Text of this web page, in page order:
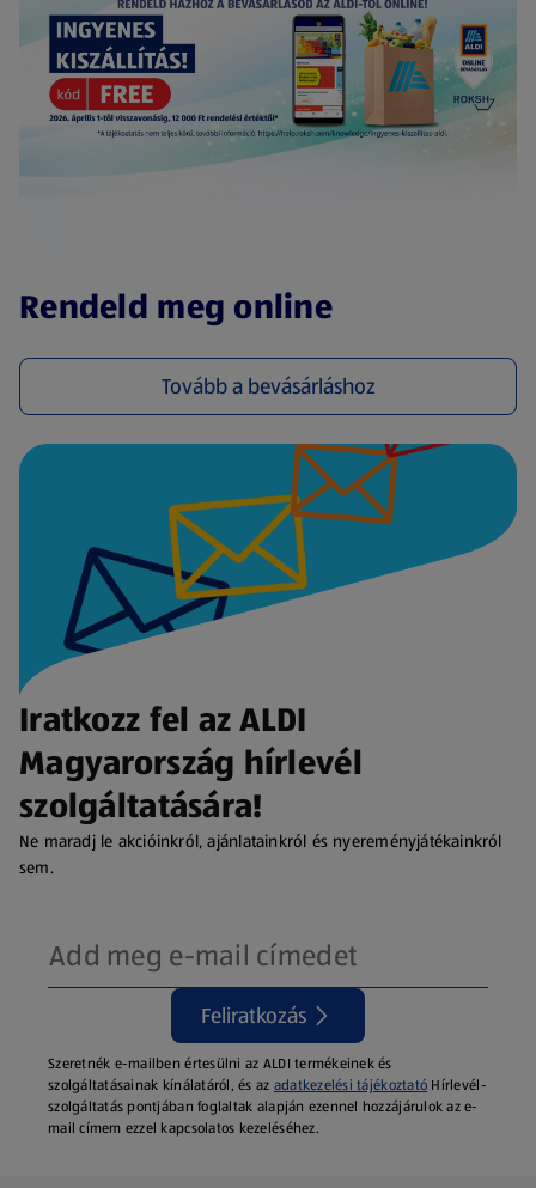
Rendeld meg online
Tovább a bevásárláshoz
(új oldalon nyílik meg)
Iratkozz fel az ALDI
Magyarország hírlevél
szolgáltatására!
Ne maradj le akcióinkról, ajánlatainkról és nyereményjátékainkról
sem.
Feliratkozás
Szeretnék e-mailben értesülni az ALDI termékeinek és
szolgáltatásainak kínálatáról, és az adatkezelési tájékoztató Hírlevél-
szolgáltatás pontjában foglaltak alapján ezennel hozzájárulok az e-
mail címem ezzel kapcsolatos kezeléséhez.